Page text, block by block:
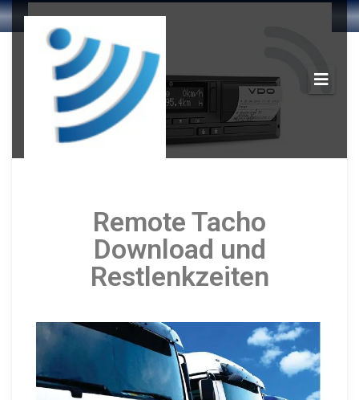
Remote Tacho
Download und
Restlenkzeiten